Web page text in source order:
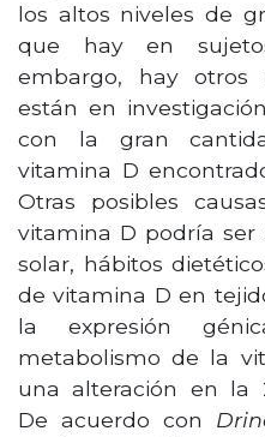
los altos niveles de
que hay en
embargo, hay otros
están en
con la gran
vitamina D
Otras posibles
vitamina D podría ser
solar, hábitos
de vitamina D en
la expresión
metabolismo de la
una alteración en la
De acuerdo con